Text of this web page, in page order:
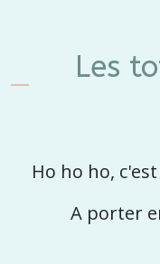
Les
Ho ho ho, c'est
A porter